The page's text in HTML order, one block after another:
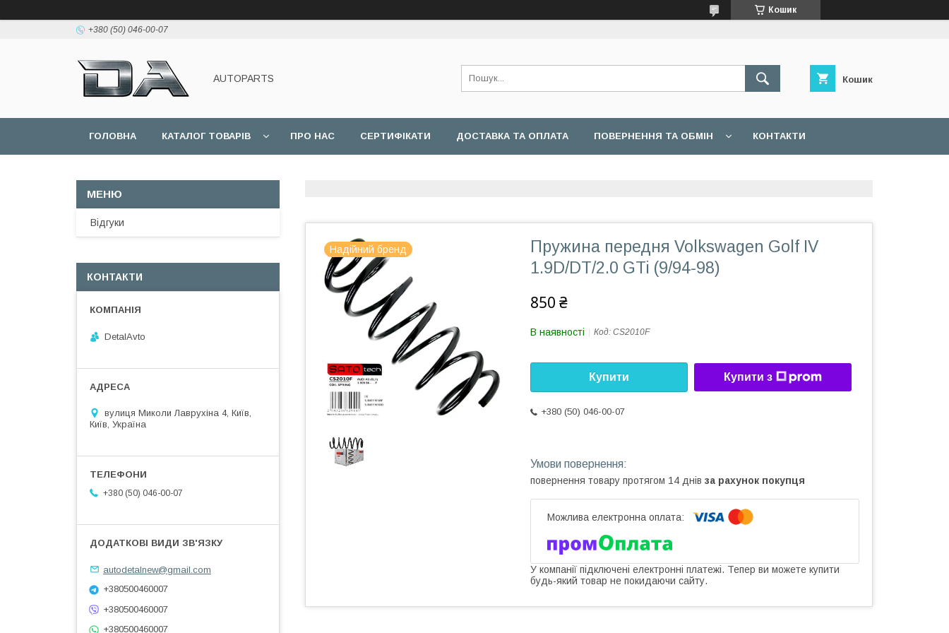
Кошик
+380 (50) 046-00-07
AUTOPARTS Кошик
ГОЛОВНА КАТАЛОГ ТОВАРІВ ПРО НАС СЕРТИФІКАТИ ДОСТАВКА ТА ОПЛАТА ПОВЕРНЕННЯ ТА ОБМІН КОНТАКТИ
Надійний бренд
Пружина передня Volkswagen Golf IV
1.9D/DT/2.0 GTi (9/94-98)
850 ₴
В наявності Код: CS2010F
Купити Купити з
+380 (50) 046-00-07
повернення товару протягом 14 днів за рахунок покупця
У компанії підключені електронні платежі. Тепер ви можете купити
будь-який товар не покидаючи сайту.
Відгуки
КОНТАКТИ
DetalAvto
вулиця Миколи Лаврухіна 4, Київ,
Київ, Україна
+380 (50) 046-00-07
autodetalnew@gmail.com
+380500460007
+380500460007
+380500460007